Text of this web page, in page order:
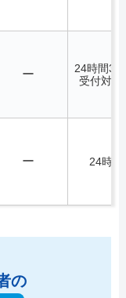
ー
24時間
受付対応
ー 24時間
の